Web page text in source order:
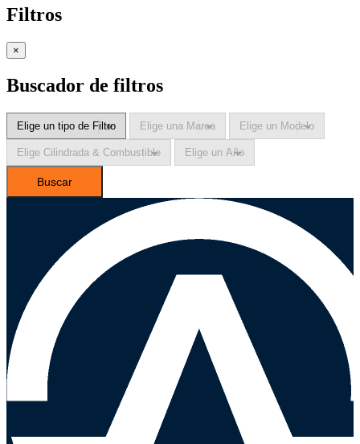
selladores
Filtros
×
Buscador de filtros
Buscar